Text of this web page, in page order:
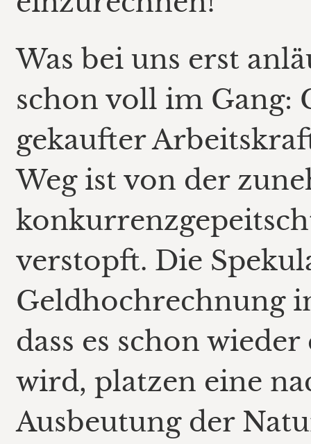
Was bei uns erst
schon voll im Gang:
gekaufter
Weg ist von der
verstopft. Die
Geldhochrechnung
dass es schon
wird, platzen eine
Ausbeutung der